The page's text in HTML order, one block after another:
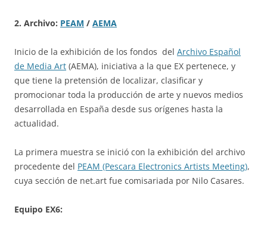
2. Archivo: PEAM / AEMA
Inicio de la exhibición de los fondos del Archivo Español
de Media Art (AEMA), iniciativa a la que EX pertenece, y
que tiene la pretensión de localizar, clasificar y
promocionar toda la producción de arte y nuevos medios
desarrollada en España desde sus orígenes hasta la
actualidad.
La primera muestra se inició con la exhibición del archivo
procedente del PEAM (Pescara Electronics Artists Meeting),
cuya sección de net.art fue comisariada por Nilo Casares.
Equipo EX6: